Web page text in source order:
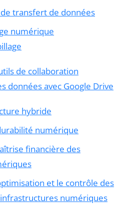
transfert de données
numérique
de collaboration
données avec Google Drive
hybride
numérique
financière des
et le contrôle des
numériques